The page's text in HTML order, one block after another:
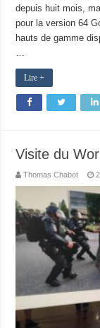
depuis huit mois,
pour la version 64
hauts de gamme
…
Lire +
Visite du
Thomas Chabot